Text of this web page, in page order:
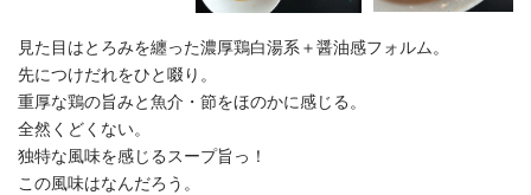
見た目はとろみを纏った濃厚鶏白湯系＋醤油感フォルム。
先につけだれをひと啜り。
重厚な鶏の旨みと魚介・節をほのかに感じる。
全然くどくない。
独特な風味を感じるスープ旨っ！
この風味はなんだろう。